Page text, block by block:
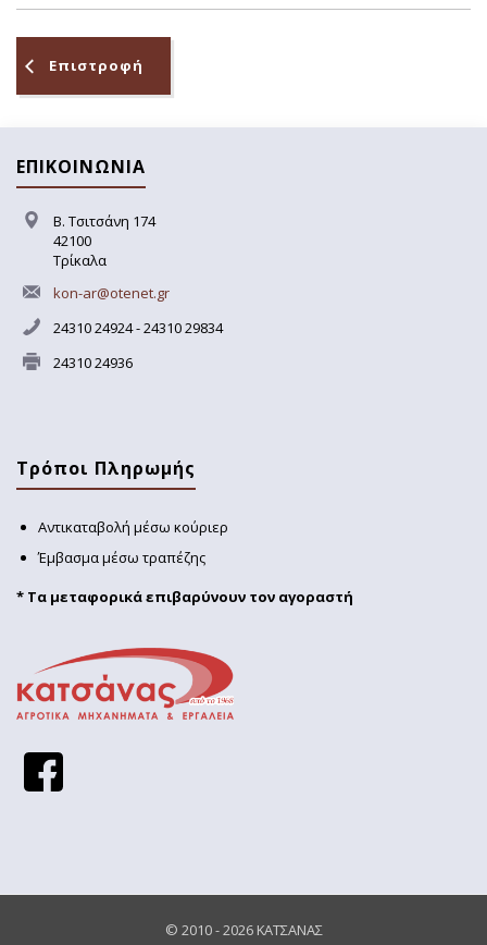
Επιστροφή
ΕΠΙΚΟΙΝΩΝΙΑ
Β. Τσιτσάνη 174
42100
Τρίκαλα
kon-ar@otenet.gr
24310 24924 - 24310 29834
24310 24936
Τρόποι Πληρωμής
Αντικαταβολή μέσω κούριερ
Έμβασμα μέσω τραπέζης
* Τα μεταφορικά επιβαρύνουν τον αγοραστή
© 2010 - 2026 ΚΑΤΣΑΝΑΣ